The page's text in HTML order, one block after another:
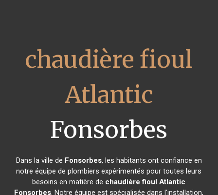
chaudière fioul
Atlantic
Fonsorbes
Dans la ville de Fonsorbes, les habitants ont confiance en
notre équipe de plombiers expérimentés pour toutes leurs
besoins en matière de chaudière fioul Atlantic
Fonsorbes. Notre équipe est spécialisée dans l'installation,